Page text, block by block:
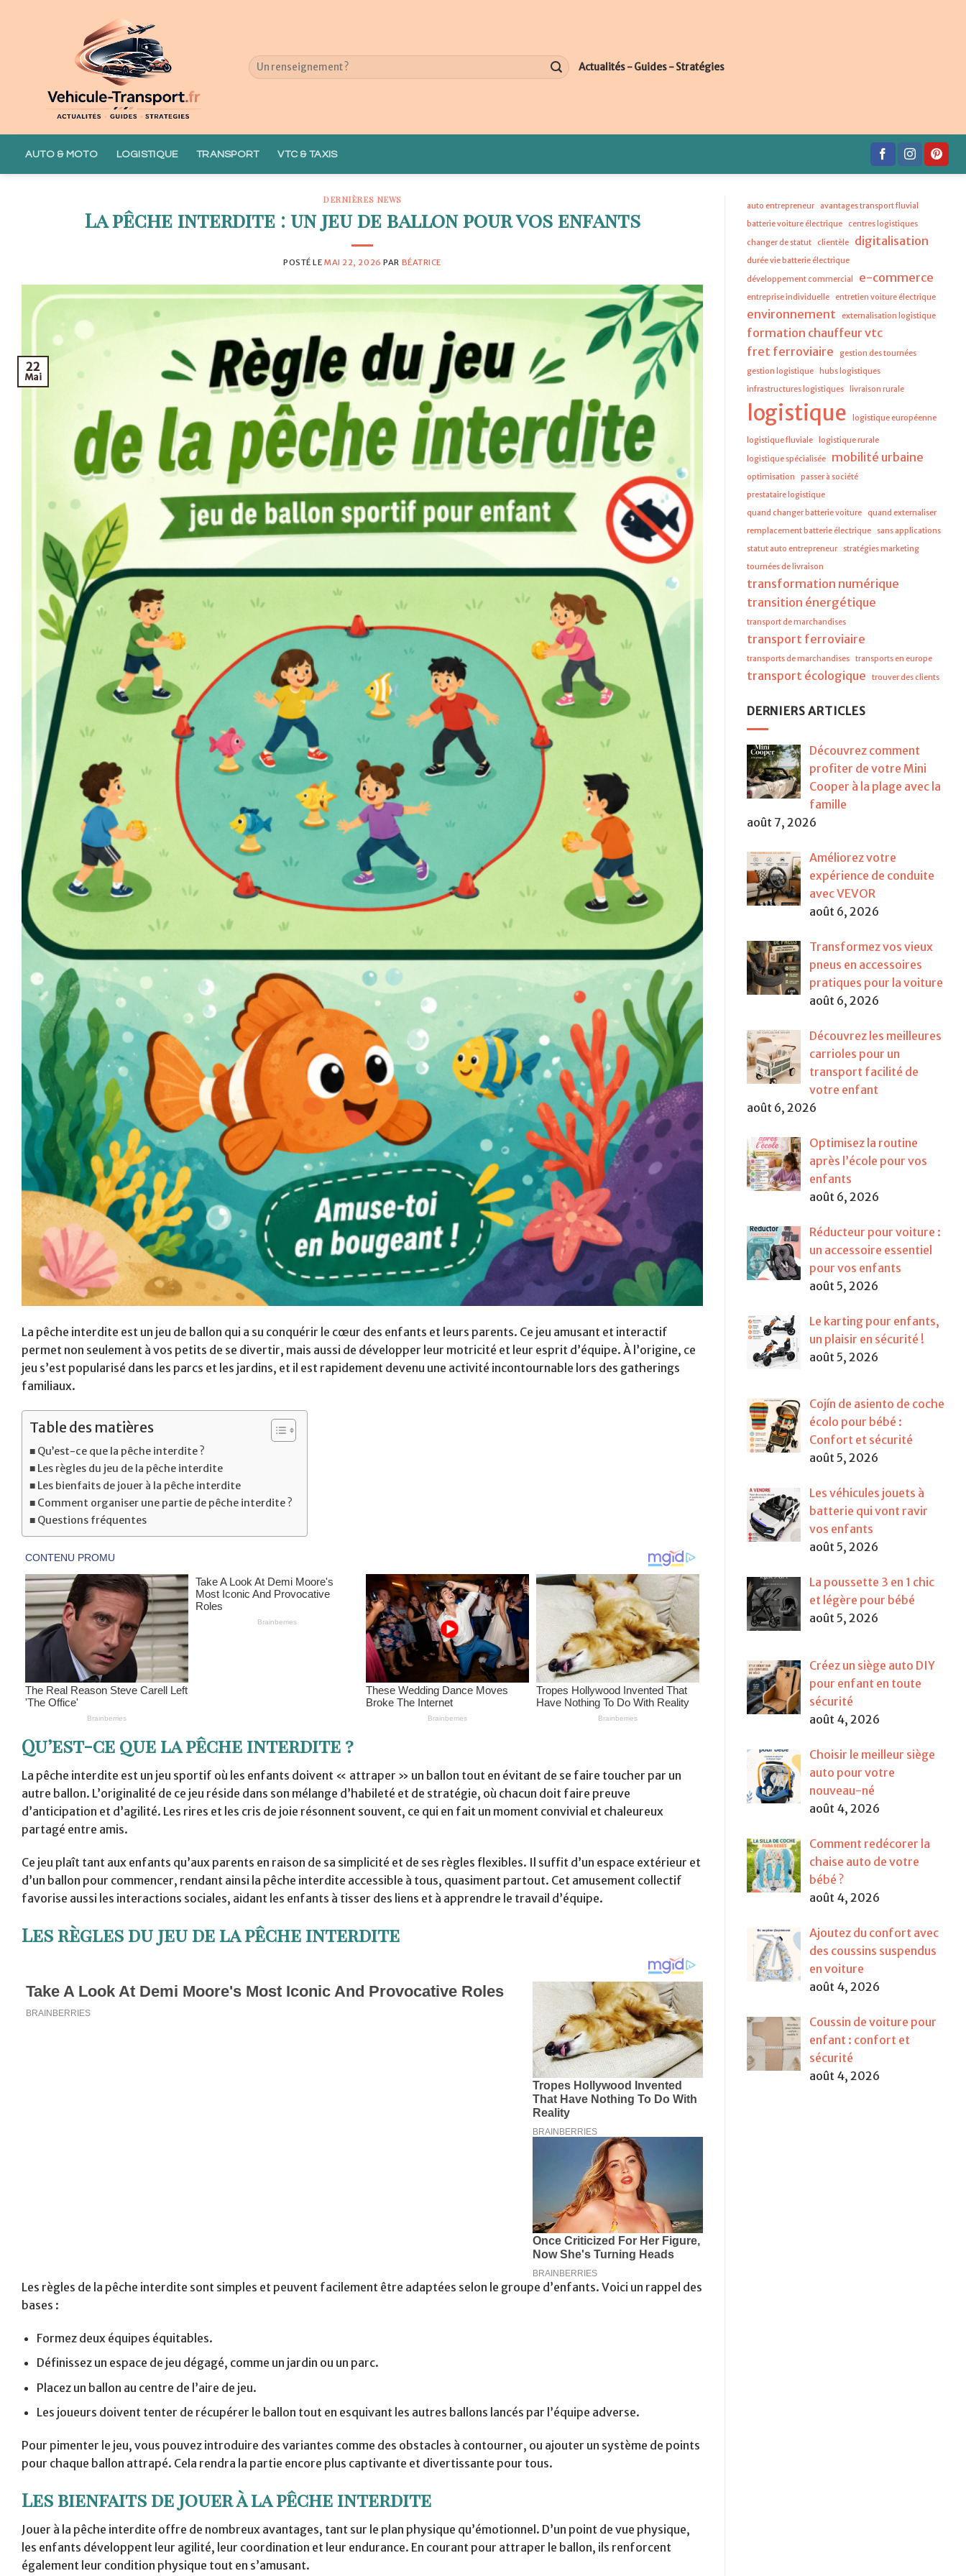
Actualités - Guides - Stratégies
AUTO & MOTO LOGISTIQUE TRANSPORT VTC & TAXIS
DERNIÈRES NEWS
La pêche interdite : un jeu de ballon pour vos enfants
POSTÉ LE MAI 22, 2026 PAR BÉATRICE
22
Mai
La pêche interdite est un jeu de ballon qui a su conquérir le cœur des enfants et leurs parents. Ce jeu amusant et interactif
permet non seulement à vos petits de se divertir, mais aussi de développer leur motricité et leur esprit d’équipe. À l’origine, ce
jeu s’est popularisé dans les parcs et les jardins, et il est rapidement devenu une activité incontournable lors des gatherings
familiaux.
Table des matières
Qu’est-ce que la pêche interdite ?
Les règles du jeu de la pêche interdite
Les bienfaits de jouer à la pêche interdite
Comment organiser une partie de pêche interdite ?
Questions fréquentes
Qu’est-ce que la pêche interdite ?
La pêche interdite est un jeu sportif où les enfants doivent « attraper » un ballon tout en évitant de se faire toucher par un
autre ballon. L’originalité de ce jeu réside dans son mélange d’habileté et de stratégie, où chacun doit faire preuve
d’anticipation et d’agilité. Les rires et les cris de joie résonnent souvent, ce qui en fait un moment convivial et chaleureux
partagé entre amis.
Ce jeu plaît tant aux enfants qu’aux parents en raison de sa simplicité et de ses règles flexibles. Il suffit d’un espace extérieur et
d’un ballon pour commencer, rendant ainsi la pêche interdite accessible à tous, quasiment partout. Cet amusement collectif
favorise aussi les interactions sociales, aidant les enfants à tisser des liens et à apprendre le travail d’équipe.
Les règles du jeu de la pêche interdite
Les règles de la pêche interdite sont simples et peuvent facilement être adaptées selon le groupe d’enfants. Voici un rappel des
bases :
Formez deux équipes équitables.
Définissez un espace de jeu dégagé, comme un jardin ou un parc.
Placez un ballon au centre de l’aire de jeu.
Les joueurs doivent tenter de récupérer le ballon tout en esquivant les autres ballons lancés par l’équipe adverse.
Pour pimenter le jeu, vous pouvez introduire des variantes comme des obstacles à contourner, ou ajouter un système de points
pour chaque ballon attrapé. Cela rendra la partie encore plus captivante et divertissante pour tous.
Les bienfaits de jouer à la pêche interdite
Jouer à la pêche interdite offre de nombreux avantages, tant sur le plan physique qu’émotionnel. D’un point de vue physique,
les enfants développent leur agilité, leur coordination et leur endurance. En courant pour attraper le ballon, ils renforcent
également leur condition physique tout en s’amusant.
auto entrepreneur
avantages transport fluvial
batterie voiture électrique
centres logistiques
changer de statut
clientèle digitalisation
durée vie batterie électrique
développement commercial
e-commerce
entreprise individuelle entretien voiture électrique
environnement externalisation logistique
formation chauffeur vtc
fret ferroviaire
gestion des tournées
gestion logistique
hubs logistiques
infrastructures logistiques
livraison rurale
logistique logistique européenne
logistique fluviale
logistique rurale
logistique spécialisée
mobilité urbaine
optimisation
passer à société
prestataire logistique
quand changer batterie voiture
quand externaliser
remplacement batterie électrique
sans applications
statut auto entrepreneur
stratégies marketing
tournées de livraison
transformation numérique
transition énergétique
transport de marchandises
transport ferroviaire
transports de marchandises transports en europe
transport écologique trouver des clients
DERNIERS ARTICLES
Découvrez comment
profiter de votre Mini
Cooper à la plage avec la
famille
août 7, 2026
Améliorez votre
expérience de conduite
avec VEVOR
août 6, 2026
Transformez vos vieux
pneus en accessoires
pratiques pour la voiture
août 6, 2026
Découvrez les meilleures
carrioles pour un
transport facilité de
votre enfant
août 6, 2026
Optimisez la routine
après l’école pour vos
enfants
août 6, 2026
Réducteur pour voiture :
un accessoire essentiel
pour vos enfants
août 5, 2026
Le karting pour enfants,
un plaisir en sécurité !
août 5, 2026
Cojín de asiento de coche
écolo pour bébé :
Confort et sécurité
août 5, 2026
Les véhicules jouets à
batterie qui vont ravir
vos enfants
août 5, 2026
La poussette 3 en 1 chic
et légère pour bébé
août 5, 2026
Créez un siège auto DIY
pour enfant en toute
sécurité
août 4, 2026
Choisir le meilleur siège
auto pour votre
nouveau-né
août 4, 2026
Comment redécorer la
chaise auto de votre
bébé ?
août 4, 2026
Ajoutez du confort avec
des coussins suspendus
en voiture
août 4, 2026
Coussin de voiture pour
enfant : confort et
sécurité
août 4, 2026